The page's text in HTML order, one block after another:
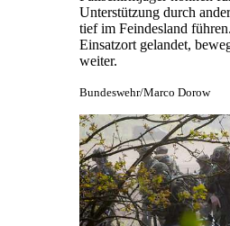
Unterstützung durch
tief im Feindesland
Einsatzort gelandet,
weiter.
Bundeswehr/Marco Dorow